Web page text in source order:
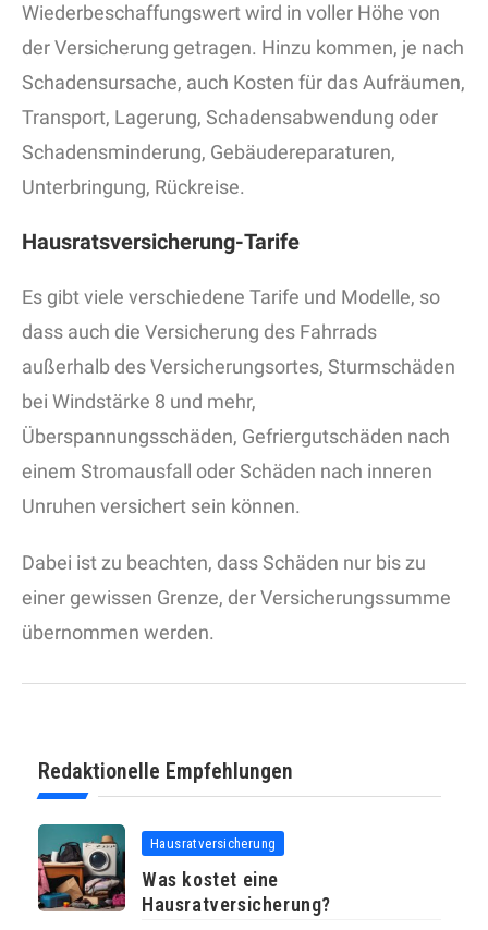
Wiederbeschaffungswert wird in voller Höhe von
der Versicherung getragen. Hinzu kommen, je nach
Schadensursache, auch Kosten für das Aufräumen,
Transport, Lagerung, Schadensabwendung oder
Schadensminderung, Gebäudereparaturen,
Unterbringung, Rückreise.
Hausratsversicherung-Tarife
Es gibt viele verschiedene Tarife und Modelle, so
dass auch die Versicherung des Fahrrads
außerhalb des Versicherungsortes, Sturmschäden
bei Windstärke 8 und mehr,
Überspannungsschäden, Gefriergutschäden nach
einem Stromausfall oder Schäden nach inneren
Unruhen versichert sein können.
Dabei ist zu beachten, dass Schäden nur bis zu
einer gewissen Grenze, der Versicherungssumme
übernommen werden.
Redaktionelle Empfehlungen
Hausratversicherung
Was kostet eine
Hausratversicherung?